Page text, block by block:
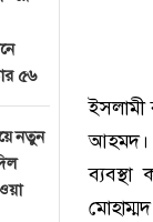
৫৬
নতুন
ইসলামী
আহমদ।